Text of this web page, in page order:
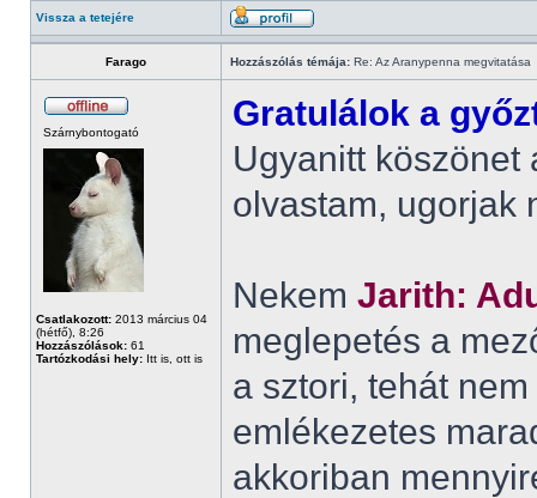
Vissza a tetejére
Farago Hozzászólás témája: Re: Az Aranypenna megvitatása
Szárnybontogató
Csatlakozott: 2013 március 04
(hétfő), 8:26
Hozzászólások: 61
Tartózkodási hely: Itt is, ott is
Gratulálok a
Ugyanitt köszönet
olvastam, ugorjak
Nekem Jarith:
meglepetés a
a sztori, tehát
emlékezetes
akkoriban